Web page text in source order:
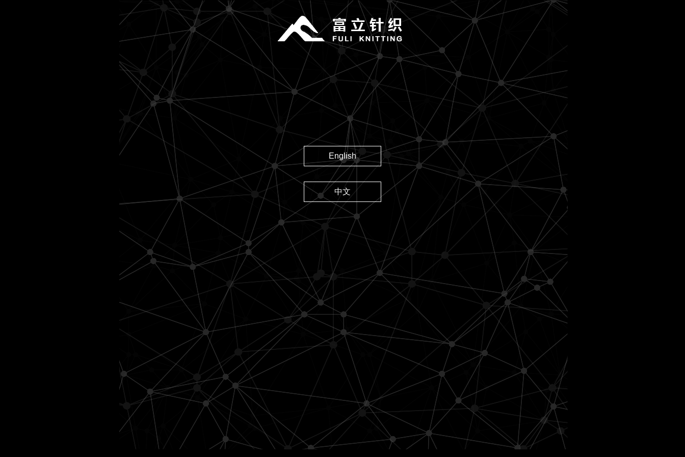
English
中文